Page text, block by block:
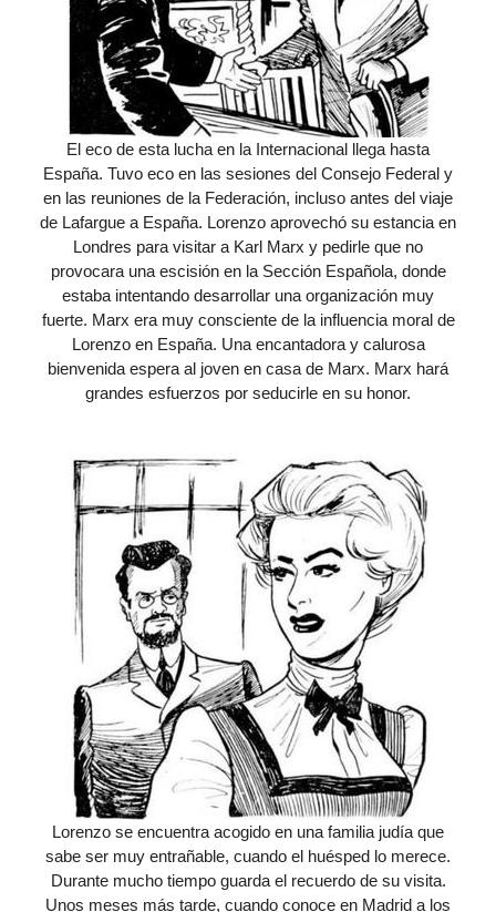
El eco de esta lucha en la Internacional llega hasta
España. Tuvo eco en las sesiones del Consejo Federal y
en las reuniones de la Federación, incluso antes del viaje
de Lafargue a España. Lorenzo aprovechó su estancia en
Londres para visitar a Karl Marx y pedirle que no
provocara una escisión en la Sección Española, donde
estaba intentando desarrollar una organización muy
fuerte. Marx era muy consciente de la influencia moral de
Lorenzo en España. Una encantadora y calurosa
bienvenida espera al joven en casa de Marx. Marx hará
grandes esfuerzos por seducirle en su honor.
Lorenzo se encuentra acogido en una familia judía que
sabe ser muy entrañable, cuando el huésped lo merece.
Durante mucho tiempo guarda el recuerdo de su visita.
Unos meses más tarde, cuando conoce en Madrid a los